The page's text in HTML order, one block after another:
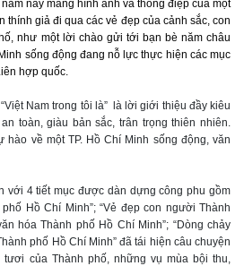
năm nay mang hình ảnh và thông điệp của một
thính giả đi qua các vẻ đẹp của cảnh sắc, con
,như một lời chào gửi tới bạn bè năm châu
sống động đang nỗ lực thực hiện các mục
hợp quốc.
Nam trong tôi là”
là lời giới thiệu đầy kiêu
toàn, giàu bản sắc, trân trọng thiên nhiên.
hào về một TP.Hồ Chí Minh sống động, văn
với 4 tiết mục được dàn dựng công phugồm
Hồ Chí Minh”;“Vẻ đẹp con người Thành
hóa Thành phố Hồ Chí Minh”; “Dòng chảy
phố Hồ Chí Minh” đã tái hiện câu chuyện
tươi của Thành phố, những vụ mùa bội thu,